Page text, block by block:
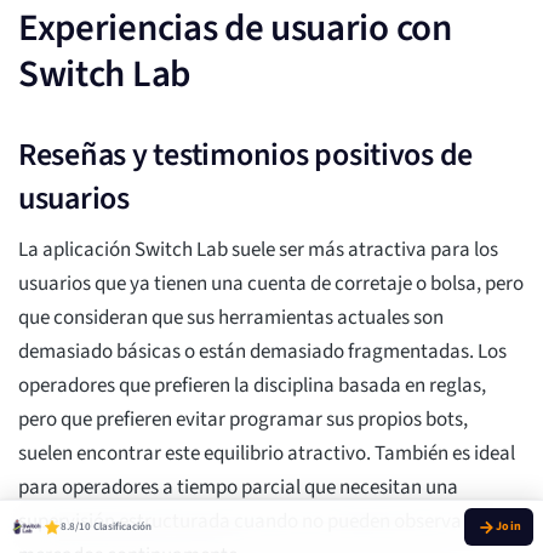
Experiencias de usuario con
Switch Lab
Reseñas y testimonios positivos de
usuarios
La aplicación Switch Lab suele ser más atractiva para los
usuarios que ya tienen una cuenta de corretaje o bolsa, pero
que consideran que sus herramientas actuales son
demasiado básicas o están demasiado fragmentadas. Los
operadores que prefieren la disciplina basada en reglas,
pero que prefieren evitar programar sus propios bots,
suelen encontrar este equilibrio atractivo. También es ideal
para operadores a tiempo parcial que necesitan una
supervisión estructurada cuando no pueden observar los
8.8/10 Clasificación